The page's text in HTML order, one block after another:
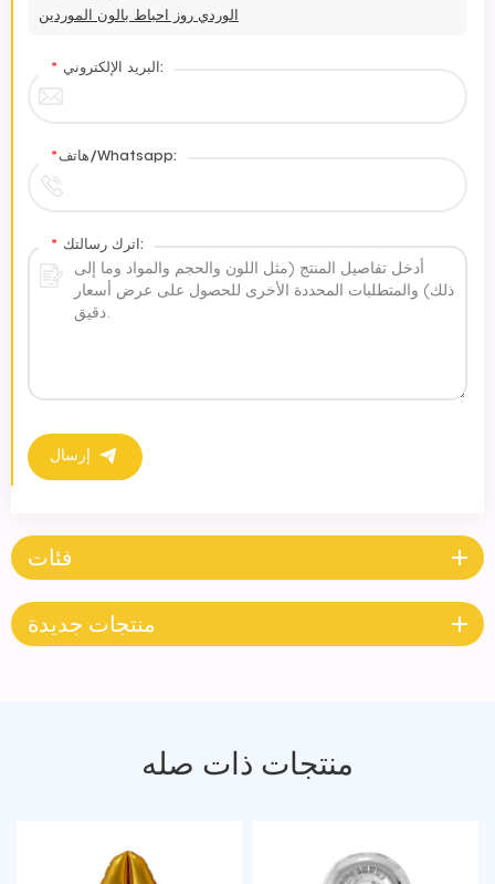
الوردي روز احباط بالون الموردين
* البريد الإلكتروني:
* هاتف/Whatsapp:
* اترك رسالتك:
إرسال
فئات
منتجات جديدة
منتجات ذات صله